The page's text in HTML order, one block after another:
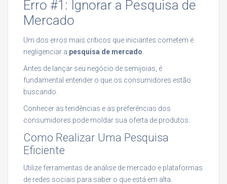
Erro #1: Ignorar a Pesquisa de
Mercado
Um dos erros mais críticos que iniciantes cometem é
negligenciar a pesquisa de mercado
Antes de lançar seu negócio de semijoias, é
fundamental entender o que os consumidores estão
buscando.
Conhecer as tendências e as preferências dos
consumidores pode moldar sua oferta de produtos.
Como Realizar Uma Pesquisa
Eficiente
Utilize ferramentas de análise de mercado e plataformas
de redes sociais para saber o que está em alta.